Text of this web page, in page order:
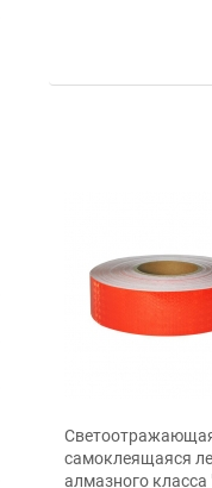
самоклеящаяся
алмазного класса